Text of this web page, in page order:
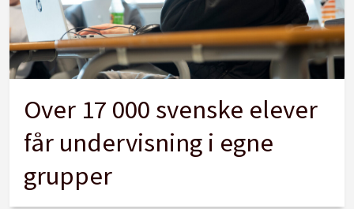
Over 17 000 svenske elever
får undervisning i egne
grupper